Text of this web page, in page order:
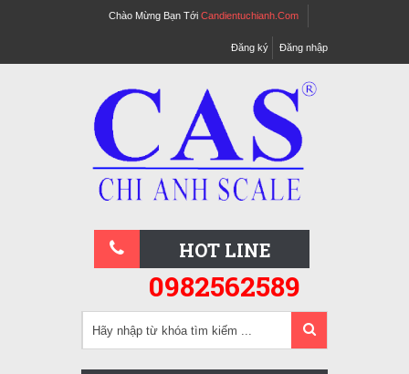
Chào Mừng Bạn Tới Candientuchianh.com
Đăng ký Đăng nhập
HOT LINE
0982562589